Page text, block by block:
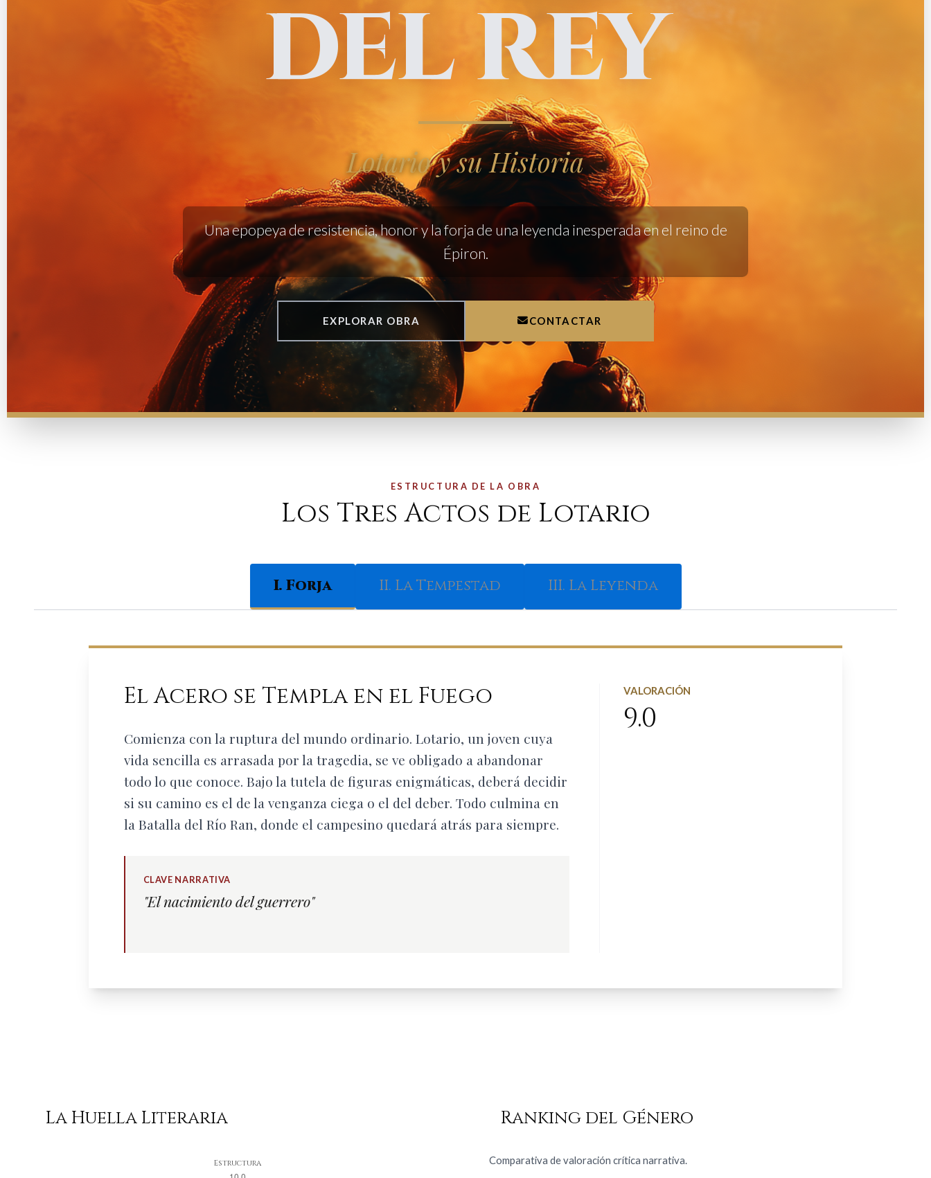
DEL REY
Lotario y su Historia
Una epopeya de resistencia, honor y la forja de una leyenda inesperada en el reino de
Épiron.
EXPLORAR OBRA CONTACTAR
ESTRUCTURA DE LA OBRA
Los Tres Actos de Lotario
I. Forja II. La Tempestad III. La Leyenda
El Acero se Templa en el Fuego
Comienza con la ruptura del mundo ordinario. Lotario, un joven cuya
vida sencilla es arrasada por la tragedia, se ve obligado a abandonar
todo lo que conoce. Bajo la tutela de figuras enigmáticas, deberá decidir
si su camino es el de la venganza ciega o el del deber. Todo culmina en
la Batalla del Río Ran, donde el campesino quedará atrás para siempre.
CLAVE NARRATIVA
"El nacimiento del guerrero"
VALORACIÓN
9.0
La Huella Literaria Ranking del Género
Comparativa de valoración crítica narrativa.